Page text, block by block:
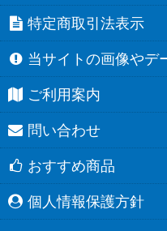
特定商取引法表示
当サイトの画像やデ
ご利用案内
問い合わせ
おすすめ商品
個人情報保護方針